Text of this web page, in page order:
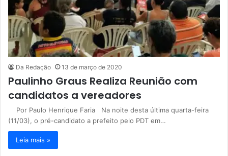
Da Redação 13 de março de 2020
Paulinho Graus Realiza Reunião com
candidatos a vereadores
Por Paulo Henrique Faria Na noite desta última quarta-feira
(11/03), o pré-candidato a prefeito pelo PDT em…
Leia mais »